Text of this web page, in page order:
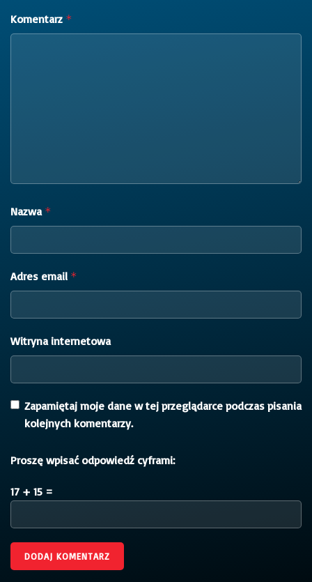
Komentarz *
Nazwa *
Adres email *
Witryna internetowa
Zapamiętaj moje dane w tej przeglądarce podczas pisania
kolejnych komentarzy.
Proszę wpisać odpowiedź cyframi:
17 + 15 =